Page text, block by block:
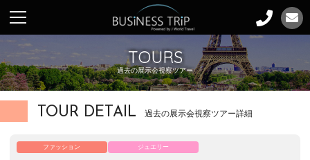
TOURS
過去の展示会視察ツアー
TOUR DETAIL 過去の展示会視察ツアー詳細
ファッション ジュエリー